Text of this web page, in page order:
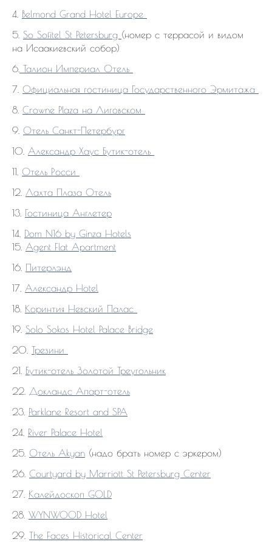
4. Belmond Grand Hotel Europe
5. So Sofitel St Petersburg (номер с террасой и видом
на Исаакиевский собор)
6. Талион Империал Отель
7. Официальная гостиница Государственного Эрмитажа
8. Crowne Plaza на Лиговском
9. Отель Санкт-Петербург
10. Александр Хаус Бутик-отель
11. Отель Росси
12. Лахта Плаза Отель
13. Гостиница Англетер
14. Dom N16 by Ginza Hotels
15. Agent Flat Apartment
16. Питерлэнд
17. Александр Hotel
18. Коринтия Невский Палас
19. Solo Sokos Hotel Palace Bridge
20. Трезини
21.
Бутик-отель Золотой Треугольник
22. Докландс Апарт-отель
23. Parklane Resort and SPA
24. River Palace Hotel
25. Отель Akyan (надо брать номер с эркером)
26. Courtyard by Marriott St Petersburg Center
27. Калейдоскоп GOLD
28. WYNWOOD Hotel
29. The Faces Historical Center